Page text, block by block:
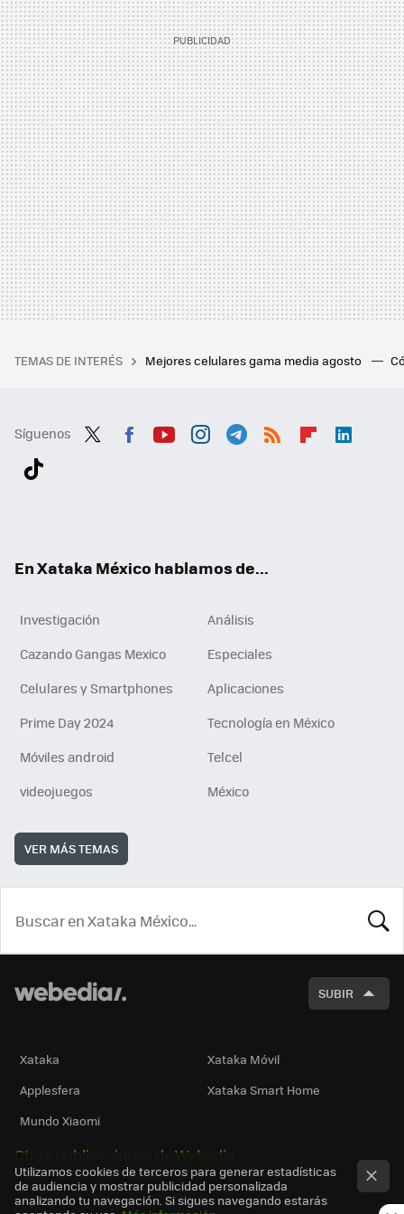
TEMAS DE INTERÉS Mejores celulares gama media agosto
Síguenos
En Xataka México hablamos de...
Investigación
Análisis
Cazando Gangas Mexico
Especiales
Celulares y Smartphones
Aplicaciones
Prime Day 2024
Tecnología en México
Móviles android
Telcel
videojuegos
México
VER MÁS TEMAS
SUBIR
Xataka
Xataka Móvil
Applesfera
Xataka Smart Home
Mundo Xiaomi
Otras publicaciones de Webedia
Utilizamos cookies de terceros para generar estadísticas
de audiencia y mostrar publicidad personalizada
analizando tu navegación. Si sigues navegando estarás